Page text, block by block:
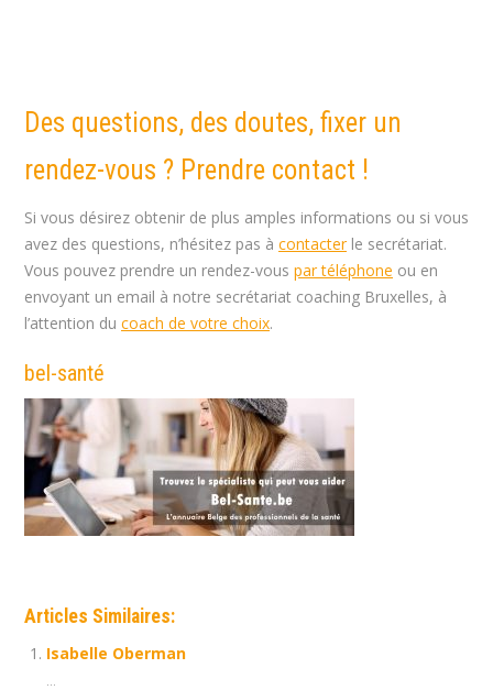
Des questions, des doutes, fixer un
rendez-vous ? Prendre contact !
Si vous désirez obtenir de plus amples informations ou si vous
avez des questions, n’hésitez pas à contacterle secrétariat.
Vous pouvez prendre un rendez-vous par téléphone ou en
envoyant un email à notre secrétariat coaching Bruxelles, à
l’attention du coach de votre choix.
bel-santé
Articles Similaires:
Isabelle Oberman
...